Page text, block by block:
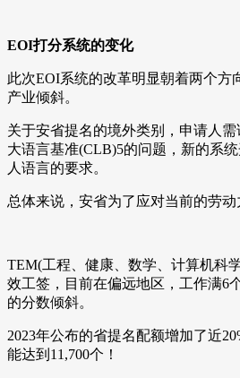
EOI打分系统的变化
此次EOI系统的改革明显朝着两个方
产业倾斜。
关于安省提名的境外类别，申请人
大语言基准(CLB)5的问题，新的系
人语言的要求。
总体来说，安省为了应对当前的劳
TEM(工程、健康、数学、计算机科
效工签，目前在偏远地区，工作满6
的分数倾斜。
2023年公布的省提名配额增加了近
能达到11,700个！